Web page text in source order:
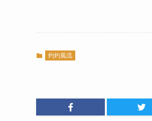
灼灼風流